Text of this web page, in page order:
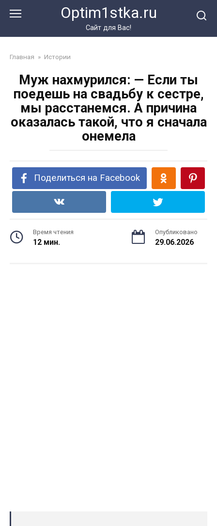
Optim1stka.ru
Сайт для Вас!
Главная » Истории
Муж нахмурился: — Если ты
поедешь на свадьбу к сестре,
мы расстанемся. А причина
оказалась такой, что я сначала
онемела
Поделиться на Facebook
Время чтения
12 мин.
Опубликовано
29.06.2026